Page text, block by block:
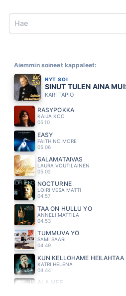
Search
Aiemmin soineet kappaleet:
NYT SOI
SINUT TULEN AINA
KARI TAPIO
RÄSYPOKKA
KAIJA KOO
05.10
EASY
FAITH NO MORE
05.06
SALAMATAIVAS
LAURA VOUTILAINEN
05.02
NOCTURNE
LOIRI VESA MATTI
04.57
TÄÄ ON HULLU YÖ
ANNELI MATTILA
04.53
TUMMUVA YÖ
SAMI SAARI
04.49
KUN KELLOHAME HEILAHTAA
KATRI HELENA
04.44
ÄLÄ MEE